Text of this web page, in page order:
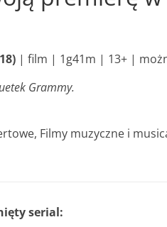
| film | 1g41m | 13+ |
Grammy.
Filmy muzyczne i
serial: